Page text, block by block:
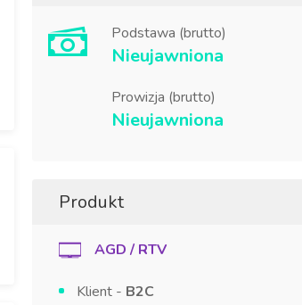
Podstawa (brutto)
Nieujawniona
Prowizja (brutto)
Nieujawniona
Produkt
AGD / RTV
Klient - B2C